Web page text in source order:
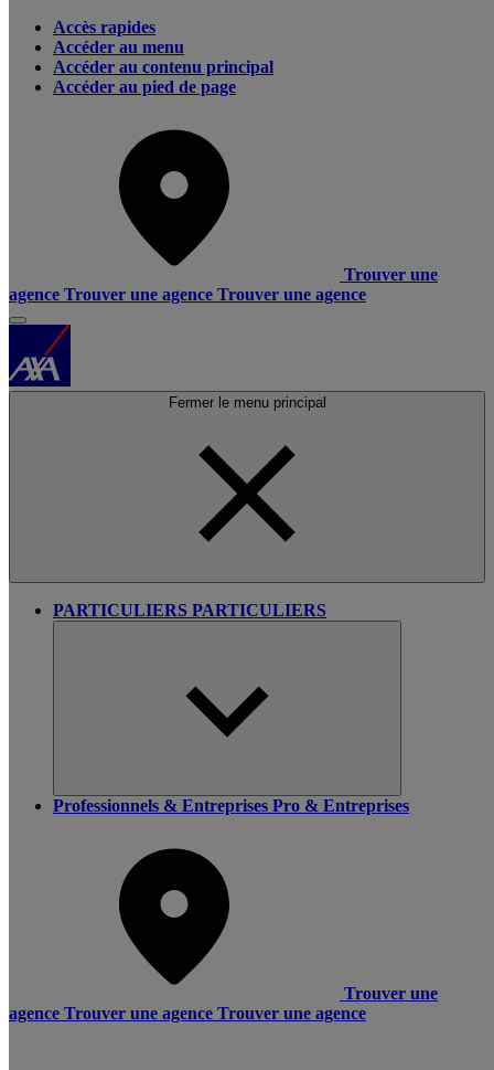
Accès rapides
Accéder au menu
Accéder au contenu principal
Accéder au pied de page
Trouver une
agence Trouver une agence Trouver une agence
Fermer le menu principal
PARTICULIERS PARTICULIERS
Professionnels & Entreprises Pro & Entreprises
Trouver une
agence Trouver une agence Trouver une agence